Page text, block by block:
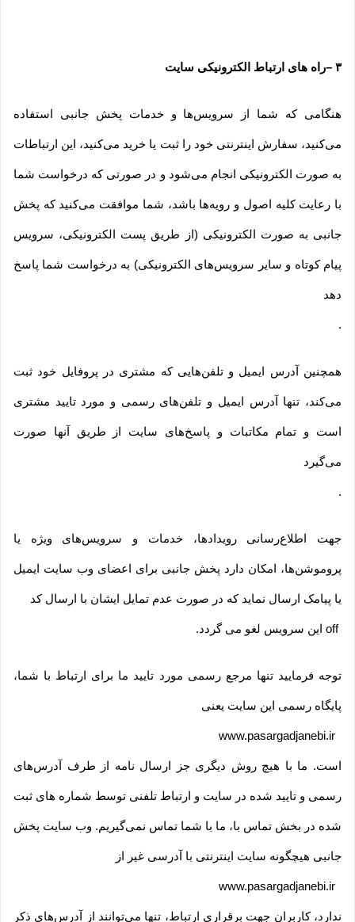
۳ –راه های ارتباط الکترونیکی سایت
هنگامی که شما از سرویس‌‏ها و خدمات پخش جانبی استفاده
می‏‌کنید، سفارش اینترنتی خود را ثبت یا خرید می‏‌کنید، این ارتباطات
به صورت الکترونیکی انجام می‏‌شود و در صورتی که درخواست شما
با رعایت کلیه اصول و رویه‏‌ها باشد، شما موافقت می‌‏کنید که پخش
جانبی به صورت الکترونیکی (از طریق پست الکترونیکی، سرویس
پیام کوتاه و سایر سرویس‌های الکترونیکی) به درخواست شما پاسخ
دهد
.
همچنین آدرس ایمیل و تلفن‌هایی که مشتری در پروفایل خود ثبت
می‌کند، تنها آدرس ایمیل و تلفن‌های رسمی و مورد تایید مشتری
است و تمام مکاتبات و پاسخ‌های سایت از طریق آنها صورت
می‌گیرد
.
جهت اطلاع‌رسانی رویدادها، خدمات و سرویس‌های ویژه یا
پروموشن‌ها، امکان دارد پخش جانبی برای اعضای وب سایت ایمیل
یا پیامک ارسال نماید که در صورت عدم تمایل ایشان با ارسال کد
off این سرویس لغو می گردد.
توجه فرمایید تنها مرجع رسمی مورد تایید ما برای ارتباط با شما،
پایگاه رسمی این سایت یعنی
www.pasargadjanebi.ir
است. ما با هیچ روش دیگری جز ارسال نامه از طرف آدرس‏‌های
رسمی و تایید شده در سایت و ارتباط تلفنی توسط شماره های ثبت
شده در بخش تماس با، ما با شما تماس نمی‌‏گیریم. وب سایت پخش
جانبی هیچگونه سایت اینترنتی با آدرسی غیر از
www.pasargadjanebi.ir
ندارد، کاربران جهت برقراری ارتباط، تنها می‏‌توانند از آدرس‌‏های ذکر